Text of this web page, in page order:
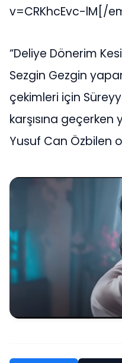
v=CRKhcEvc-lM[/
“Deliye Dönerim
Sezgin Gezgin
çekimleri için
karşısına
Yusuf Can Özbilen